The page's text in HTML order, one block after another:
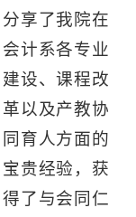
分享了我院在
会计系各专业
建设、课程改
革以及产教协
同育人方面的
宝贵经验，获
得了与会同仁